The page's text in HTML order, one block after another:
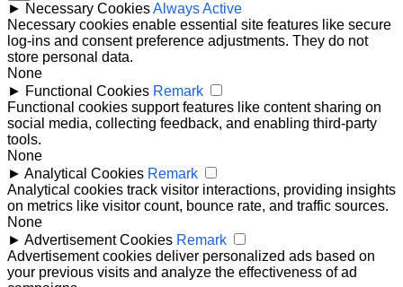
► Necessary CookiesAlways Active
Necessary cookies enable essential site features like secure
log-ins and consent preference adjustments. They do not
store personal data.
None
► Functional Cookies Remark
Functional cookies support features like content sharing on
social media, collecting feedback, and enabling third-party
tools.
None
► Analytical Cookies Remark
Analytical cookies track visitor interactions, providing insights
on metrics like visitor count, bounce rate, and traffic sources.
None
► Advertisement Cookies Remark
Advertisement cookies deliver personalized ads based on
your previous visits and analyze the effectiveness of ad